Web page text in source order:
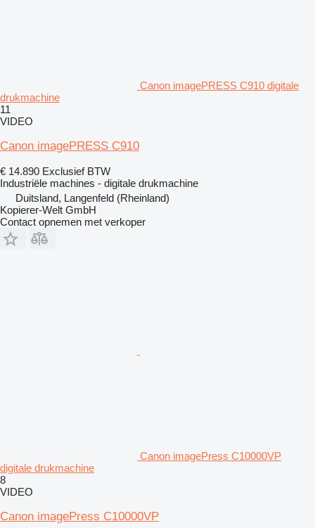
Canon imagePRESS C910 digitale
drukmachine
11
VIDEO
Canon imagePRESS C910
€ 14.890 Exclusief BTW
Industriële machines - digitale drukmachine
Duitsland, Langenfeld (Rheinland)
Kopierer-Welt GmbH
Contact opnemen met verkoper
Canon imagePress C10000VP
digitale drukmachine
8
VIDEO
Canon imagePress C10000VP